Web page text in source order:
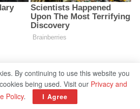
By continuing to use this website you
being used. Visit our Privacy and
Policy. I Agree